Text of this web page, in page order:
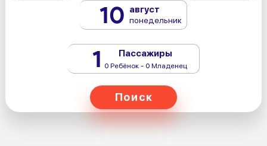
10 август
понедельник
1 Пассажиры
0 Ребёнок - 0 Младенец
Поиск